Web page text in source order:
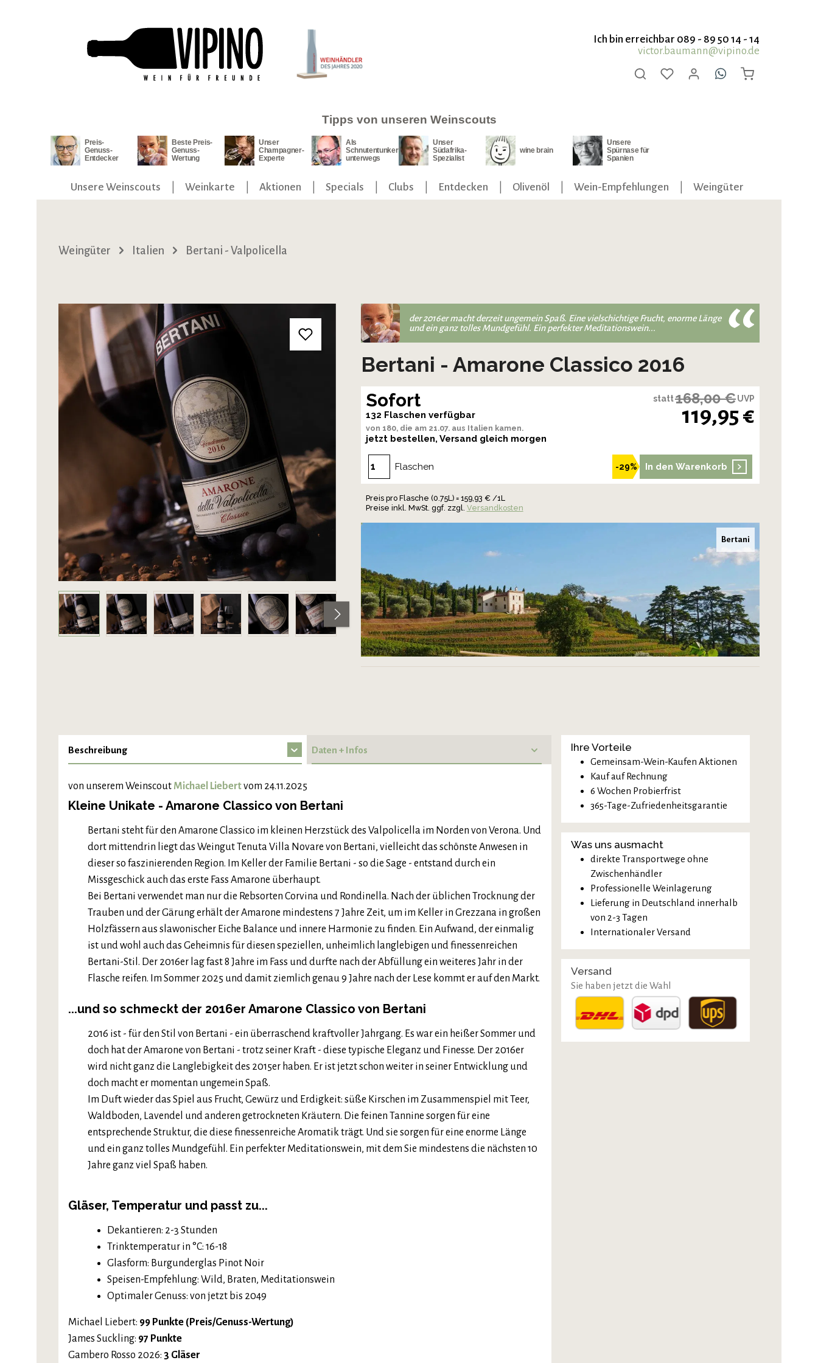
Ich bin erreichbar 089 - 89 50 14 - 14
victor.baumann@vipino.de
Tipps von unseren Weinscouts
Preis-
Genuss-
Entdecker
Beste Preis-
Genuss-
Wertung
Unser
Champagner-
Experte
Als
Schnutentunker
unterwegs
Unser
Südafrika-
Spezialist
wine brain
Unsere
Spürnase für
Spanien
Unsere Weinscouts Weinkarte Aktionen Specials Clubs Entdecken Olivenöl Wein-Empfehlungen Weingüter
Weingüter Italien Bertani - Valpolicella
Bildergalerie überspringen
der 2016er macht derzeit ungemein Spaß. Eine vielschichtige Frucht, enorme Länge
und ein ganz tolles Mundgefühl. Ein perfekter Meditationswein...
Bertani - Amarone Classico 2016
Sofort
132 Flaschen verfügbar
von 180, die am 21.07. aus Italien kamen.
jetzt bestellen, Versand gleich morgen
statt168,00 €UVP
119,95 €
Flaschen -29% In den Warenkorb
Preis pro Flasche (0.75L) = 159,93 € /1L
Preise inkl. MwSt. ggf. zzgl. Versandkosten
Bertani
Beschreibung Daten + Infos
von unserem Weinscout Michael Liebertvom 24.11.2025
Kleine Unikate - Amarone Classico von Bertani
Bertani steht für den Amarone Classico im kleinen Herzstück des Valpolicella im Norden von Verona. Und
dort mittendrin liegt das Weingut Tenuta Villa Novare von Bertani, vielleicht das schönste Anwesen in
dieser so faszinierenden Region. Im Keller der Familie Bertani - so die Sage - entstand durch ein
Missgeschick auch das erste Fass Amarone überhaupt.
Bei Bertani verwendet man nur die Rebsorten Corvina und Rondinella. Nach der üblichen Trocknung der
Trauben und der Gärung erhält der Amarone mindestens 7 Jahre Zeit, um im Keller in Grezzana in großen
Holzfässern aus slawonischer Eiche Balance und innere Harmonie zu finden. Ein Aufwand, der einmalig
ist und wohl auch das Geheimnis für diesen speziellen, unheimlich langlebigen und finessenreichen
Bertani-Stil. Der 2016er lag fast 8 Jahre im Fass und durfte nach der Abfüllung ein weiteres Jahr in der
Flasche reifen. Im Sommer 2025 und damit ziemlich genau 9 Jahre nach der Lese kommt er auf den Markt.
...und so schmeckt der 2016er Amarone Classico von Bertani
2016 ist - für den Stil von Bertani - ein überraschend kraftvoller Jahrgang. Es war ein heißer Sommer und
doch hat der Amarone von Bertani - trotz seiner Kraft - diese typische Eleganz und Finesse. Der 2016er
wird nicht ganz die Langlebigkeit des 2015er haben. Er ist jetzt schon weiter in seiner Entwicklung und
doch macht er momentan ungemein Spaß.
Im Duft wieder das Spiel aus Frucht, Gewürz und Erdigkeit: süße Kirschen im Zusammenspiel mit Teer,
Waldboden, Lavendel und anderen getrockneten Kräutern. Die feinen Tannine sorgen für eine
entsprechende Struktur, die diese finessenreiche Aromatik trägt. Und sie sorgen für eine enorme Länge
und ein ganz tolles Mundgefühl. Ein perfekter Meditationswein, mit dem Sie mindestens die nächsten 10
Jahre ganz viel Spaß haben.
Gläser, Temperatur und passt zu...
Dekantieren: 2-3 Stunden
Trinktemperatur in °C: 16-18
Glasform: Burgunderglas Pinot Noir
Speisen-Empfehlung: Wild, Braten, Meditationswein
Optimaler Genuss: von jetzt bis 2049
Michael Liebert: 99 Punkte (Preis/Genuss-Wertung)
James Suckling: 97 Punkte
Gambero Rosso 2026: 3 Gläser
Ihre Vorteile
Gemeinsam-Wein-Kaufen Aktionen
Kauf auf Rechnung
6 Wochen Probierfrist
365-Tage-Zufriedenheitsgarantie
Was uns ausmacht
direkte Transportwege ohne
Zwischenhändler
Professionelle Weinlagerung
Lieferung in Deutschland innerhalb
von 2-3 Tagen
Internationaler Versand
Versand
Sie haben jetzt die Wahl